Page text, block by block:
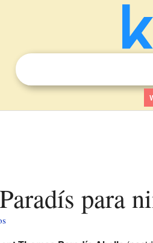
Paradís para